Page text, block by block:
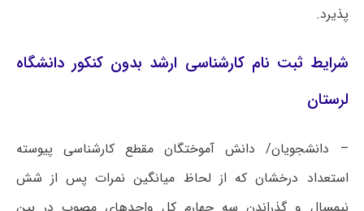
پذیرد.
شرایط ثبت نام کارشناسی ارشد بدون کنکور دانشگاه
لرستان
– دانشجویان/ دانش آموختگان مقطع کارشناسی پیوسته
استعداد درخشان که از لحاظ میانگین نمرات پس از شش